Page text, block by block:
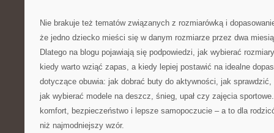
Nie brakuje też tematów związanych z rozmiarówką i
że jedno dziecko mieści się w danym rozmiarze przez dwa
Dlatego na blogu pojawiają się podpowiedzi, jak wybierać rozmiary
kiedy warto wziąć zapas, a kiedy lepiej postawić na idealne
dotyczące obuwia: jak dobrać buty do aktywności, jak
jak wybierać modele na deszcz, śnieg, upał czy zajęcia
komfort, bezpieczeństwo i lepsze samopoczucie – a to dla
niż najmodniejszy wzór.